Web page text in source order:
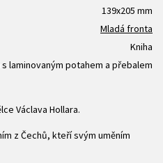
139x205 mm
Mladá fronta
Kniha
s laminovaným potahem a přebalem
Václava Hollara.
z Čechů, kteří svým uměním